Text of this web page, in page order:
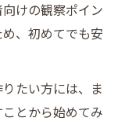
けの観察ポイン
、初めてでも安
たい方には、ま
とから始めてみ